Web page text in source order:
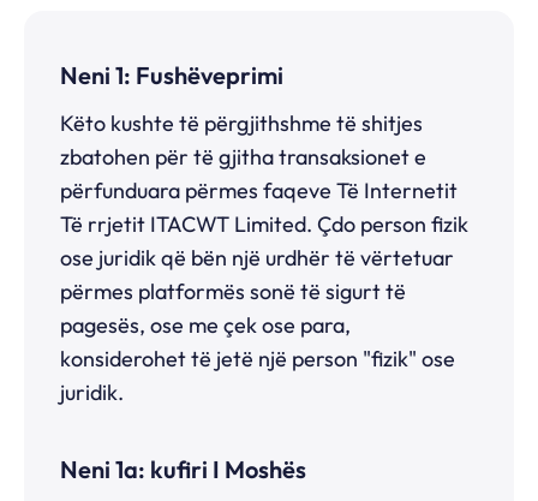
Neni 1: Fushëveprimi
Këto kushte të përgjithshme të shitjes
zbatohen për të gjitha transaksionet e
përfunduara përmes faqeve Të Internetit
Të rrjetit ITACWT Limited. Çdo person fizik
ose juridik që bën një urdhër të vërtetuar
përmes platformës sonë të sigurt të
pagesës, ose me çek ose para,
konsiderohet të jetë një person "fizik" ose
juridik.
Neni 1a: kufiri I Moshës